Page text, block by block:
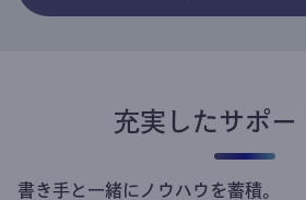
充実したサポー
書き手と一緒にノウハウを蓄積。